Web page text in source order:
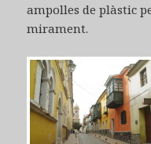
ampolles de plàstic
mirament.